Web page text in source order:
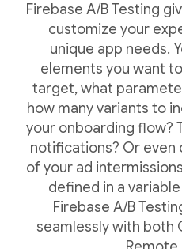
Firebase A/B Testing
customize your
unique app needs.
elements you want
target, what
how many variants to
your onboarding flow?
notifications? Or
of your ad
defined in a
Firebase A/B
seamlessly with both